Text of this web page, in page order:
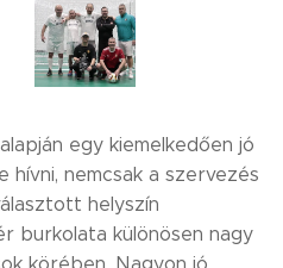
egy kiemelkedően jó
nemcsak a szervezés
helyszín
burkolata különösen nagy
körében. Nagyon jó